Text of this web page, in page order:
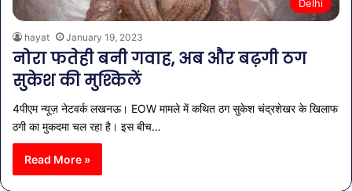
Delhi
hayat January 19, 2023
नोरा फतेही बनी गवाह, अब और बढ़गी ठग
सुकेश की मुश्किलें
4पीएम न्यूज़ नेटवर्क लखनऊ। EOW मामले में कथित ठग सुकेश चंद्रशेखर के खिलाफ
ठगी का मुकदमा चल रहा है। इस बीच…
Read More »